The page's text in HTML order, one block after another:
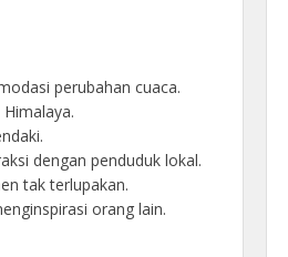
perubahan cuaca.
dengan penduduk lokal.
tak terlupakan.
orang lain.